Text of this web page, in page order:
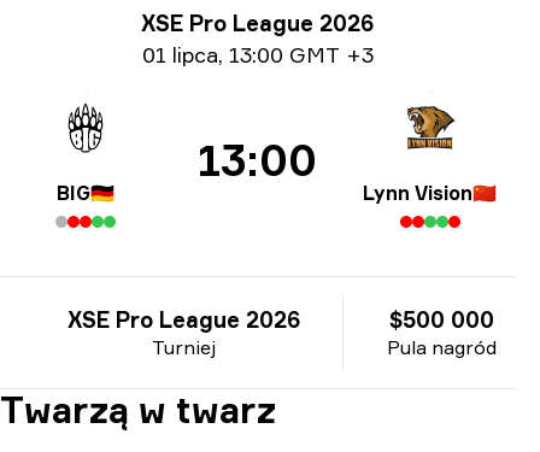
Informacje o turniejuXSE Pro League 2026
Informacje o dacie
01 lipca, 13:00 GMT +3
BIG🇩🇪
13:00
Lynn Vision🇨🇳
Turniej
XSE Pro League 2026
Pula nagród
$500 000
Twarzą w twarz